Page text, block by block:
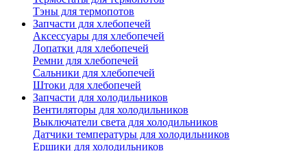
Тэны для термопотов
Запчасти для хлебопечей
Аксессуары для хлебопечей
Лопатки для хлебопечей
Ремни для хлебопечей
Сальники для хлебопечей
Штоки для хлебопечей
Запчасти для холодильников
Вентиляторы для холодильников
Выключатели света для холодильников
Датчики температуры для холодильников
Ершики для холодильников